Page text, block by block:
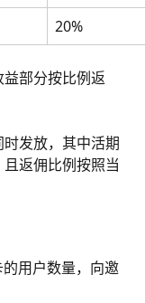
20%
部分按比例返
发放，其中活期
返佣比例按照当
用户数量，向邀